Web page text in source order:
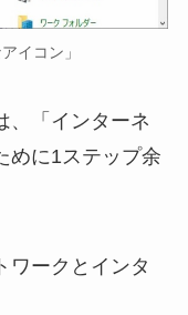
イコン」
、「インターネ
めに1ステップ余
ワークとインタ